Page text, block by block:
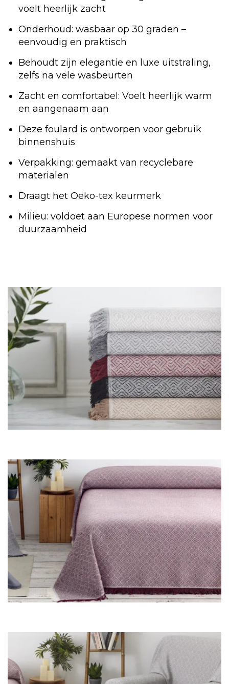
voelt heerlijk zacht
Onderhoud: wasbaar op 30 graden –
eenvoudig en praktisch
Behoudt zijn elegantie en luxe uitstraling,
zelfs na vele wasbeurten
Zacht en comfortabel: Voelt heerlijk warm
en aangenaam aan
Deze foulard is ontworpen voor gebruik
binnenshuis
Verpakking: gemaakt van recyclebare
materialen
Draagt het Oeko-tex keurmerk
Milieu: voldoet aan Europese normen voor
duurzaamheid